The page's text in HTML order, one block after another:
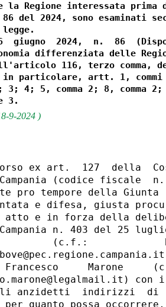
la Regione interessata prima
del 2024, sono esaminati
legge.
giugno  2024,  n.  86
differenziata delle
116, terzo comma,
particolare, artt. 1,
3; 4; 5, comma 2; 8, comma
9-2024 )
comunque,  in  particolare,  per   la
dichiarazione d'illegittimita'  costituzionale,  degli  articoli:  1,
commi 1 e 2; 2, commi 1, 2, 3, 4, 5, 6 e 8; 3;  4;  5,  comma  2;  8,
comma 2; 9, commi 1, 2 e 4; 10; 11, commi 1 e 3. 
 
                               INDICE 
 
Fatto 
Motivi 
I. Illegittimita' costituzionale della intera legge 26  giugno  2024,
n. 86 e, in particolare, degli articoli 1, commi 1 e 2, e 2, commi 1,
2 e 4, per violazione dell'art. 116, comma 3, anche in  relazione  al
primo comma, nonche' degli articoli 3, 5, 97, 118, 119,  120,  138  e
139 della costituzione. 
II. [Segue]. Illegittimita'  costituzionale  della  intera  legge  26
giugno 2024, n. 86, nonche', in particolare, degli articoli 1,  commi
1 e 2, e 2, commi 1, 2 e 4, per violazione degli articoli 117,  comma
3 e 138 della Costituzione. 
III. Illegittimita' costituzionale della intera legge 26 giugno 2024,
n. 86 e, in particolare, degli articoli 1, comma 2, 2, comma 1, 3, 4,
comma 2, della legge 24 giugno 2024, n. 86  sotto  il  profilo  della
ragionevolezza ex art. 3 della Costituzione, nonche'  per  violazione
degli articoli 116, comma 3,  della  Costituzione  e  117,  comma  2,
lettera m) della Costituzione. 
IV. [Segue]. Illegittimita' costituzionale degli articoli 1, comma 2,
2, comma 1, 3, 4, commi 1 e 2, 9, comma 2, della legge 24 giugno 2024
della legge n. 86/2024, per violazione degli  articoli  2,  3,  anche
sotto il profilo della ragionevolezza, 5,  81,  116,  comma  3,  117,
comma 2, lettera m), 119 e 120 della costituzione. 
V. [segue] Illegittimita' costituzionale dell'intera legge 26  giugno
2024, n. 86, e, in particolare, degli articoli 3, comma 7,  5,  comma
2, 8, comma 2, e 9,  commi  1  e  2,  della  legge  n.  86/2024,  per
violazione degli articoli 3, 5, 81, 116, comma 3,  117  e  119  della
Costituzione. 
VI.  [Segue].  Illegittimita'  costituzionale  dell'intera  legge  26
giugno 2024, n. 86 e, in particolare, degli articoli 3, comma  7,  5,
comma 2, 8, comma 2, 9, comma 4, e 11, comma 3, per violazione  degli
articoli 1, 3, 81, 116, comma 3, 118, 119 e 120 della Costituzione. 
VII. Segue. Illegittimita' dell'art. 10 della legge 26  giugno  2024,
n. 86 per contrasto con gli articoli 3, 116,  comma  3  e  119  della
costituzione. 
VIII. Illegittimita' costituzionale dell'art. 3, comma 1, della legge
26 giugno 2024, n. 86 per violazione degli articoli 76, 116, comma 3,
e 119, commi 1, 2 e 4, della Costituzione. 
IX. [Segue]. Illegittimita' costituzionale dell'art. 3, commi 7 e  9,
della legge 26 giugno 2024, n. 86 per violazione degli articoli  117,
comma 2, lettera m), 116, comma 3, della Costituzione e del principio
di legalita' ex articoli 3, 23, 97 e 113 della Costituzione. 
X. Illegittimita' costituzionale della intera legge 26  giugno  2024,
n. 86 e, in particolare, degli articoli 1, commi 2 e 4, 3,  comma  7,
per violazione dell'art. 117, primo comma, della Costituzione e degli
obblighi  comunitari  di  cui  al  Regolamento  (UE)   2021/241   del
Parlamento europeo e del Consiglio, che istituisce il dispositivo per
la ripresa e la resilienza e alla decisione di esecuzione n. 2021/168
del Consiglio  dell'Unione  europea  e  successive  modificazioni  ed
integrazioni,  che  prevedono  misure  per  la  coesione  sociale   e
territoriale. 
XI. Illegittimita' costituzionale dell'art. 2, commi 1,  3,  5  e  8,
della legge 26 giugno 2025, n. 86 per violazione degli articoli 2, 3,
5, 97, 81, 114, 116, comma  3,  e  120  della  Costituzione,  nonche'
dell'art. 5 e degli articoli 70 e 72 della Costituzione. 
XII. [Segue]. Illegittimita' costituzionale  dell'art.  2,  comma  8,
della legge 26 giugno 2024, n. 86 per violazione dell'art. 116, comma
3, nonche' degli articoli 5 e 120, della Costituzione. 
XIII. Illegittimita' costituzionale dell'art. 2, commi 1 e  6,